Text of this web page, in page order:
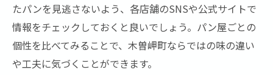
たパンを見逃さないよう、各店舗のSNSや公式サイトで
情報をチェックしておくと良いでしょう。パン屋ごとの
個性を比べてみることで、木曽岬町ならではの味の違い
や工夫に気づくことができます。